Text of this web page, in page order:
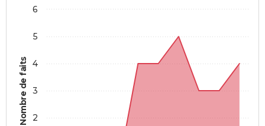
Nombre de faits 2
3
4
5
6